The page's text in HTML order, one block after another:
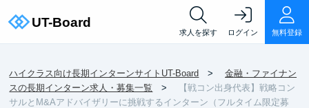
求人を探す ログイン 無料登録
ハイクラス向け長期インターンサイトUT-Board
金融・ファイナン
スの長期インターン求人・募集一覧
【戦コン出身代表】戦略コン
サルとM&Aアドバイザリーに挑戦するインターン（フルタイム限定募